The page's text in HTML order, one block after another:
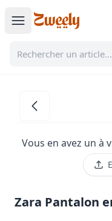
Vous en avez un à
Zara Pantalon